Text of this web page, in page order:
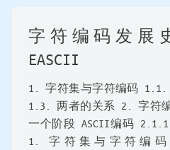
字符编码发展
EASCII
1. 字符集与字符编码
1.3. 两者的关系 2. 字符
一个阶段 ASCII编码
1. 字符集与字符编